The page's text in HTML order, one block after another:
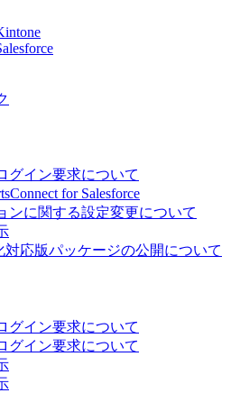
グイン要求について
for Salesforce
ンに関する設定変更について
応版パッケージの公開について
グイン要求について
グイン要求について